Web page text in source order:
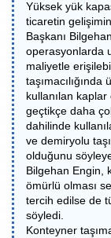
Yüksek yük
ticaretin
Başkanı
operasyonlarda
maliyetle
kullanılan
geçtikçe daha
dahilinde
ve demiryolu
olduğunu
Bilgehan Engin,
ömürlü olması
tercih edilse de
söyledi.
Konteyner